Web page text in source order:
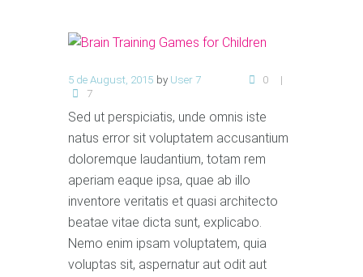
5 de August, 2015 by User 7
0
7
Sed ut perspiciatis, unde omnis iste
natus error sit voluptatem accusantium
doloremque laudantium, totam rem
aperiam eaque ipsa, quae ab illo
inventore veritatis et quasi architecto
beatae vitae dicta sunt, explicabo.
Nemo enim ipsam voluptatem, quia
voluptas sit, aspernatur aut odit aut